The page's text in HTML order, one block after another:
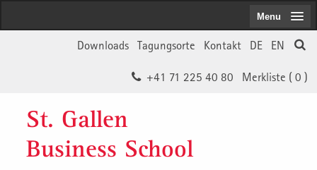
EN
DE
Kontakt
Tagungsorte
Downloads
Merkliste ( 0 )
+41 71 225 40 80
St. Gallen
Business School
Menu